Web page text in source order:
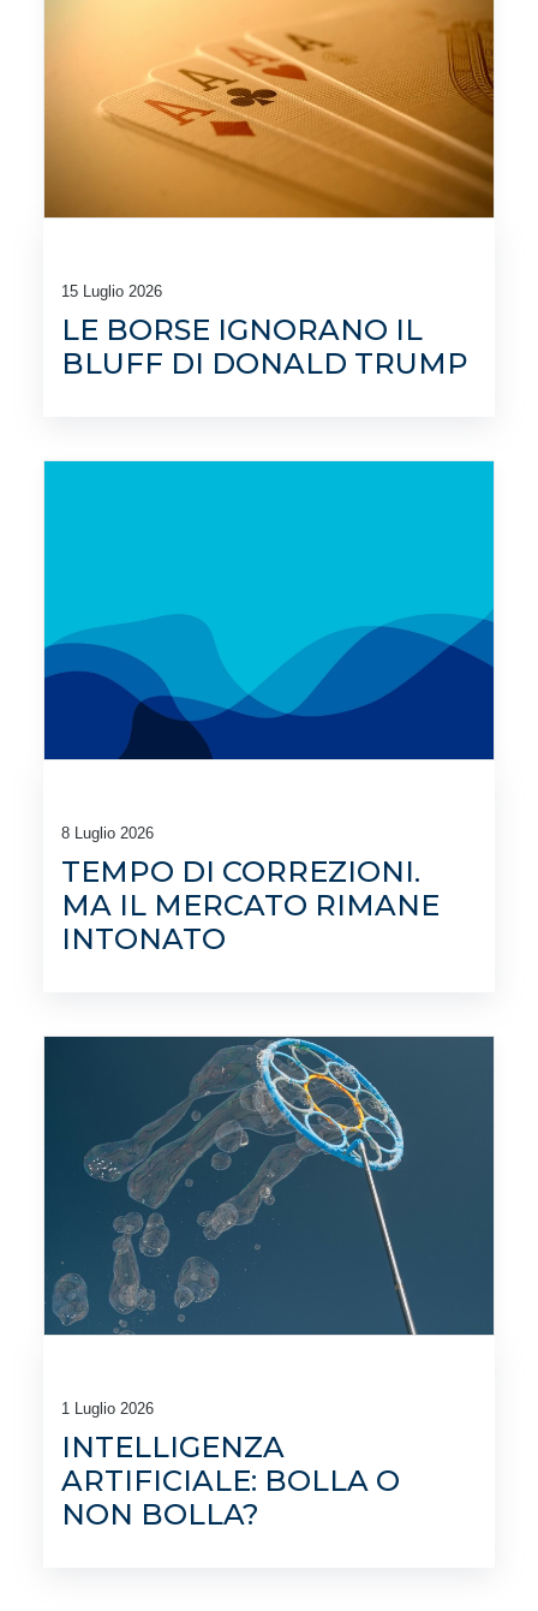
15 Luglio 2026
LE BORSE IGNORANO IL
BLUFF DI DONALD TRUMP
8 Luglio 2026
TEMPO DI CORREZIONI.
MA IL MERCATO RIMANE
INTONATO
1 Luglio 2026
INTELLIGENZA
ARTIFICIALE: BOLLA O
NON BOLLA?